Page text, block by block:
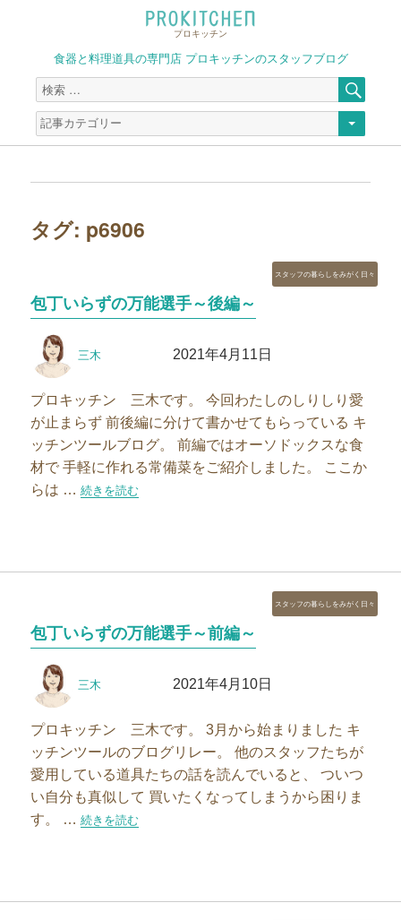
プロキッチン
食器と料理道具の専門店 プロキッチンのスタッフブログ
検
索
対
象:
索
タグ: p6906
包丁いらずの万能選手～後編～
稿
三木 2021年4月11日
カ
テ
スタッフの暮らしをみがく日々
プロキッチン 三木です。 今回わたしのしりしり愛
が止まらず 前後編に分けて書かせてもらっている キ
ッチンツールブログ。 前編ではオーソドックスな食
材で 手軽に作れる常備菜をご紹介しました。 ここか
らは …“包丁いらずの万能選手～後編～”の
続きを読む
包丁いらずの万能選手～前編～
稿
三木 2021年4月10日
カ
テ
スタッフの暮らしをみがく日々
プロキッチン 三木です。 3月から始まりました キ
ッチンツールのブログリレー。 他のスタッフたちが
愛用している道具たちの話を読んでいると、 ついつ
い自分も真似して 買いたくなってしまうから困りま
す。 …“包丁いらずの万能選手～前編～”の
続きを読む